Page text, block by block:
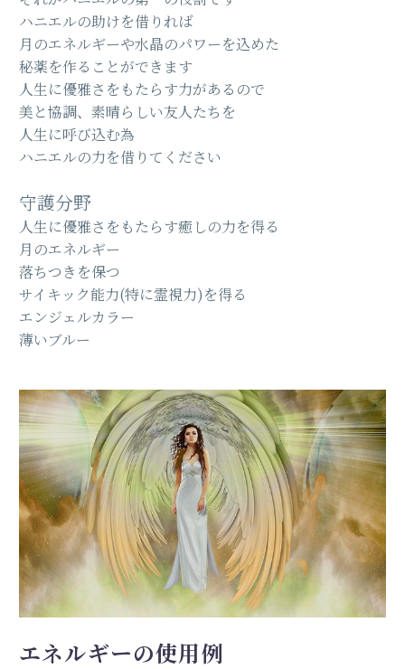
ハニエルの助けを借りれば
月のエネルギーや水晶のパワーを込めた
秘薬を作ることができます
人生に優雅さをもたらす力があるので
美と協調、素晴らしい友人たちを
人生に呼び込む為
ハニエルの力を借りてください
守護分野
人生に優雅さをもたらす癒しの力を得る
月のエネルギー
落ちつきを保つ
サイキック能力(特に霊視力)を得る
エンジェルカラー
薄いブルー
エネルギーの使用例